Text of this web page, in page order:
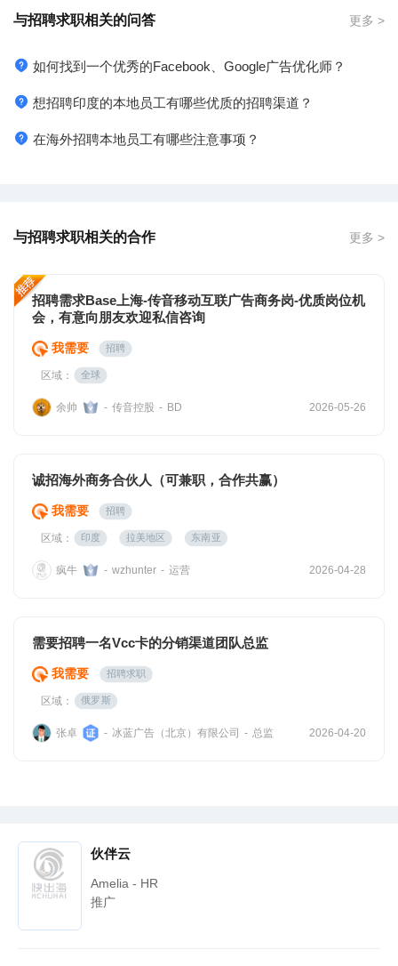
与招聘求职相关的问答 更多 >
如何找到一个优秀的Facebook、Google广告优化师？
想招聘印度的本地员工有哪些优质的招聘渠道？
在海外招聘本地员工有哪些注意事项？
与招聘求职相关的合作 更多 >
招聘需求Base上海-传音移动互联广告商务岗-优质岗位机
会，有意向朋友欢迎私信咨询
我需要 招聘
区域： 全球
余帅 - 传音控股 - BD 2026-05-26
诚招海外商务合伙人（可兼职，合作共赢）
我需要 招聘
区域： 印度 拉美地区 东南亚
疯牛 - wzhunter - 运营 2026-04-28
需要招聘一名Vcc卡的分销渠道团队总监
我需要 招聘求职
区域： 俄罗斯
张卓 - 冰蓝广告（北京）有限公司 - 总监 2026-04-20
伙伴云
Amelia - HR
推广